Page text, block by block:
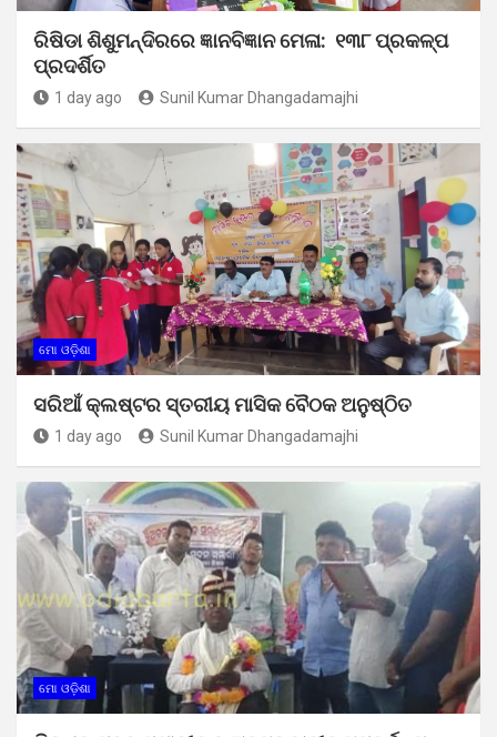
ରିଷିଡା ଶିଶୁମନ୍ଦିରରେ ଜ୍ଞାନବିଜ୍ଞାନ ମେଳା: ୧୩୮ ପ୍ରକଳ୍ପ
ପ୍ରଦର୍ଶିତ
1 day ago Sunil Kumar Dhangadamajhi
ମୋ ଓଡ଼ିଶା
ସରିଆଁ କ୍ଲଷ୍ଟର ସ୍ତରୀୟ ମାସିକ ବୈଠକ ଅନୁଷ୍ଠିତ
1 day ago Sunil Kumar Dhangadamajhi
ମୋ ଓଡ଼ିଶା